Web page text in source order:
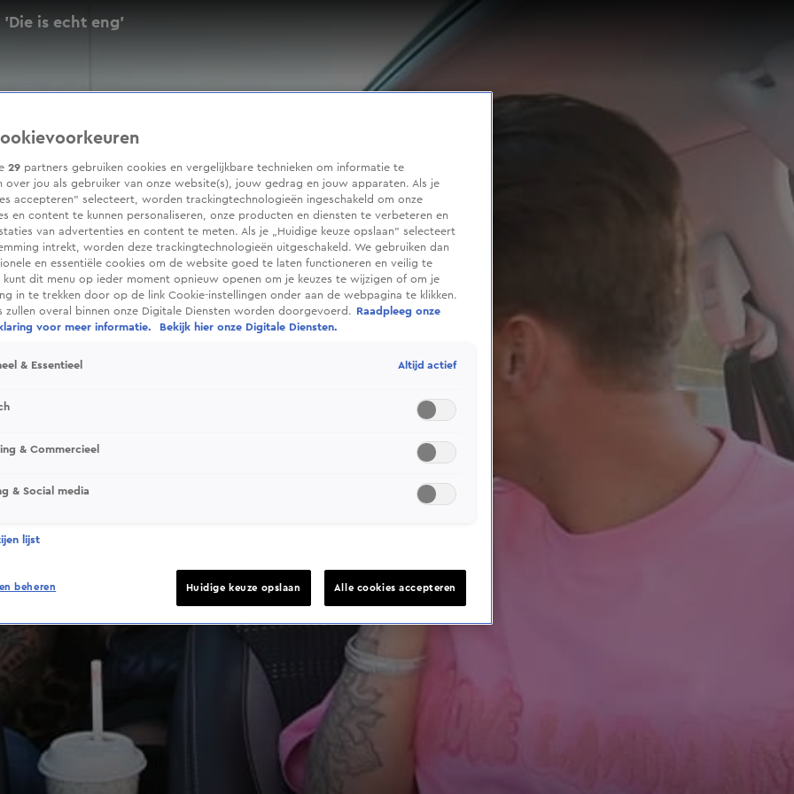
is echt eng'
29 partners gebruiken cookies en vergelijkbare technieken om informatie te
over jou als gebruiker van onze website(s), jouw gedrag en jouw apparaten. Als je
accepteren” selecteert, worden trackingtechnologieën ingeschakeld om onze
en content te kunnen personaliseren, onze producten en diensten te verbeteren en
van advertenties en content te meten. Als je „Huidige keuze opslaan” selecteert
intrekt, worden deze trackingtechnologieën uitgeschakeld. We gebruiken dan
en essentiële cookies om de website goed te laten functioneren en veilig te
kunt dit menu op ieder moment opnieuw openen om je keuzes te wijzigen of om je
in te trekken door op de link Cookie-instellingen onder aan de webpagina te klikken.
zullen overal binnen onze Digitale Diensten worden doorgevoerd.
Raadpleeg onze
voor meer informatie.
Bekijk hier onze Digitale Diensten.
& Essentieel Altijd actief
& Commercieel
& Social media
lijst
beheren Huidige keuze opslaan Alle cookies accepteren